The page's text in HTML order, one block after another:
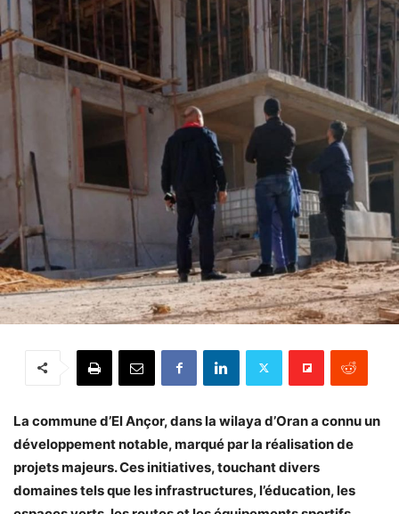
La commune d’El Ançor, dans la wilaya d’Oran a connu un
développement notable, marqué par la réalisation de
projets majeurs. Ces initiatives, touchant divers
domaines tels que les infrastructures, l’éducation, les